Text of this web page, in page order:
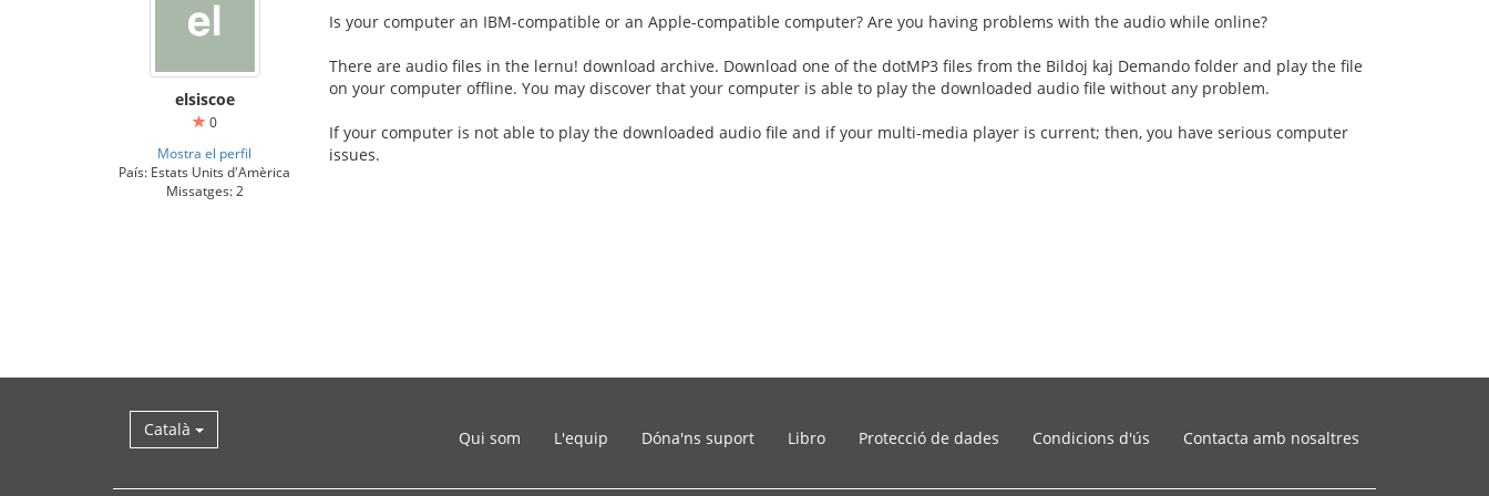
elsiscoe
0
Mostra el perfil
País: Estats Units d'Amèrica
Missatges: 2
Is your computer an IBM-compatible or an Apple-compatible computer? Are you having problems with the audio while online?
There are audio files in the lernu! download archive. Download one of the dotMP3 files from the Bildoj kaj Demando folder and play the file
on your computer offline. You may discover that your computer is able to play the downloaded audio file without any problem.
If your computer is not able to play the downloaded audio file and if your multi-media player is current; then, you have serious computer
issues.
Català Qui som L'equip Dóna'ns suport Libro Protecció de dades Condicions d'ús Contacta amb nosaltres